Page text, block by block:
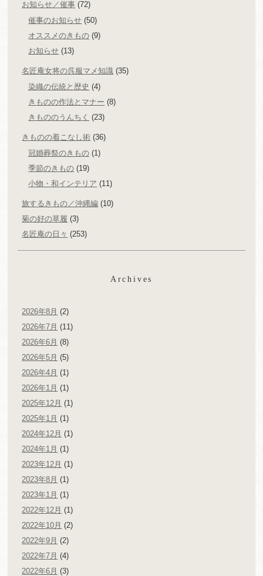
お知らせ／催事 (72)
催事のお知らせ (50)
オススメのきもの (9)
お知らせ (13)
名匠庵女将の呉服マメ知識 (35)
染織の伝統と歴史 (4)
きものの作法とマナー (8)
きもののうんちく (23)
きものの着こなし術 (36)
冠婚葬祭のきもの (1)
季節のきもの (19)
小物・和インテリア (11)
旅するきもの／沖縄編 (10)
菊の好の草履 (3)
名匠庵の日々 (253)
Archives
2026年8月 (2)
2026年7月 (11)
2026年6月 (8)
2026年5月 (5)
2026年4月 (1)
2026年1月 (1)
2025年12月 (1)
2025年1月 (1)
2024年12月 (1)
2024年1月 (1)
2023年12月 (1)
2023年8月 (1)
2023年1月 (1)
2022年12月 (1)
2022年10月 (2)
2022年9月 (2)
2022年7月 (4)
2022年6月 (3)